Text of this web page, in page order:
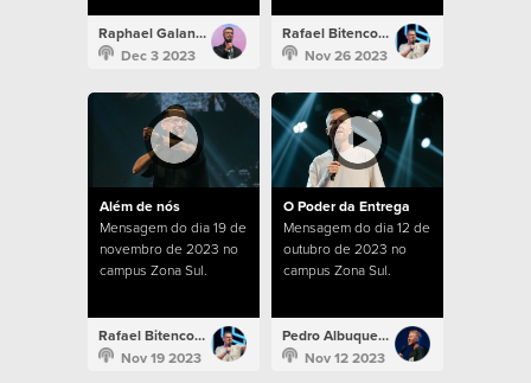
Raphael Galante
Dec 3 2023
Rafael Bitencourt
Nov 26 2023
Além de nós
Mensagem do dia 19 de
novembro de 2023 no
campus Zona Sul.
Rafael Bitencourt
Nov 19 2023
O Poder da Entrega
Mensagem do dia 12 de
outubro de 2023 no
campus Zona Sul.
Pedro Albuquerque
Nov 12 2023